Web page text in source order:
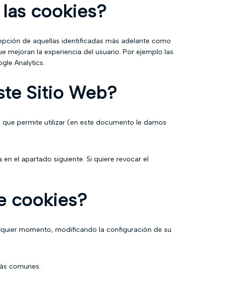
cookies?
de aquellas identificadas más adelante como
mejoran la experiencia del usuario. Por ejemplo las
Analytics.
Sitio Web?
que permite utilizar (en este documento le damos
el apartado siguiente. Si quiere revocar el
cookies?
momento, modificando la configuración de su
comunes.